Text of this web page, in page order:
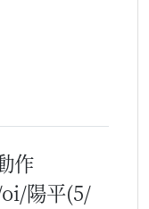
作
陽平(5/